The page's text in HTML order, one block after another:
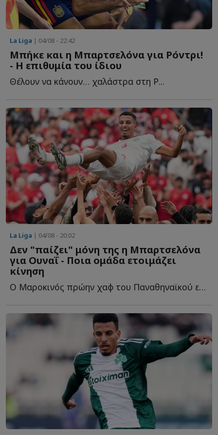
La Liga | 04/08 - 22:42
Mπήκε και η Μπαρτσελόνα για Ρόντρι!
- Η επιθυμία του ίδιου
Θέλουν να κάνουν… χαλάστρα στη Ρ...
La Liga | 04/08 - 20:02
Δεν "παίζει" μόνη της η Μπαρτσελόνα
για Ουναΐ - Ποια ομάδα ετοιμάζει
κίνηση
Ο Μαροκινός πρώην χαφ του Παναθηναϊκού είναι περιζήτητος μ...